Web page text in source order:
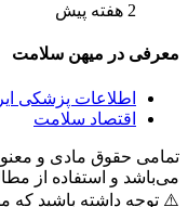
2 هفته پیش
معرفی در میهن سلامت
اطلاعات پزشکی
اقتصاد سلامت
تمامی حقوق مادی و
می‌باشد و استفاده از
⚠️ توجه داشته باشید که